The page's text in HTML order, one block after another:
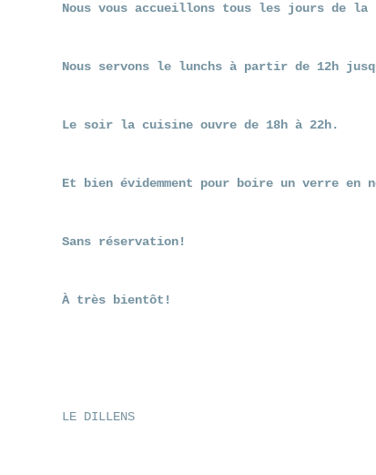
Nous vous accueillons tous les jours de la
Nous servons le lunchs à partir de 12h
Le soir la cuisine ouvre de 18h à 22h.
Et bien évidemment pour boire un verre en
Sans réservation!
À très bientôt!
LE DILLENS